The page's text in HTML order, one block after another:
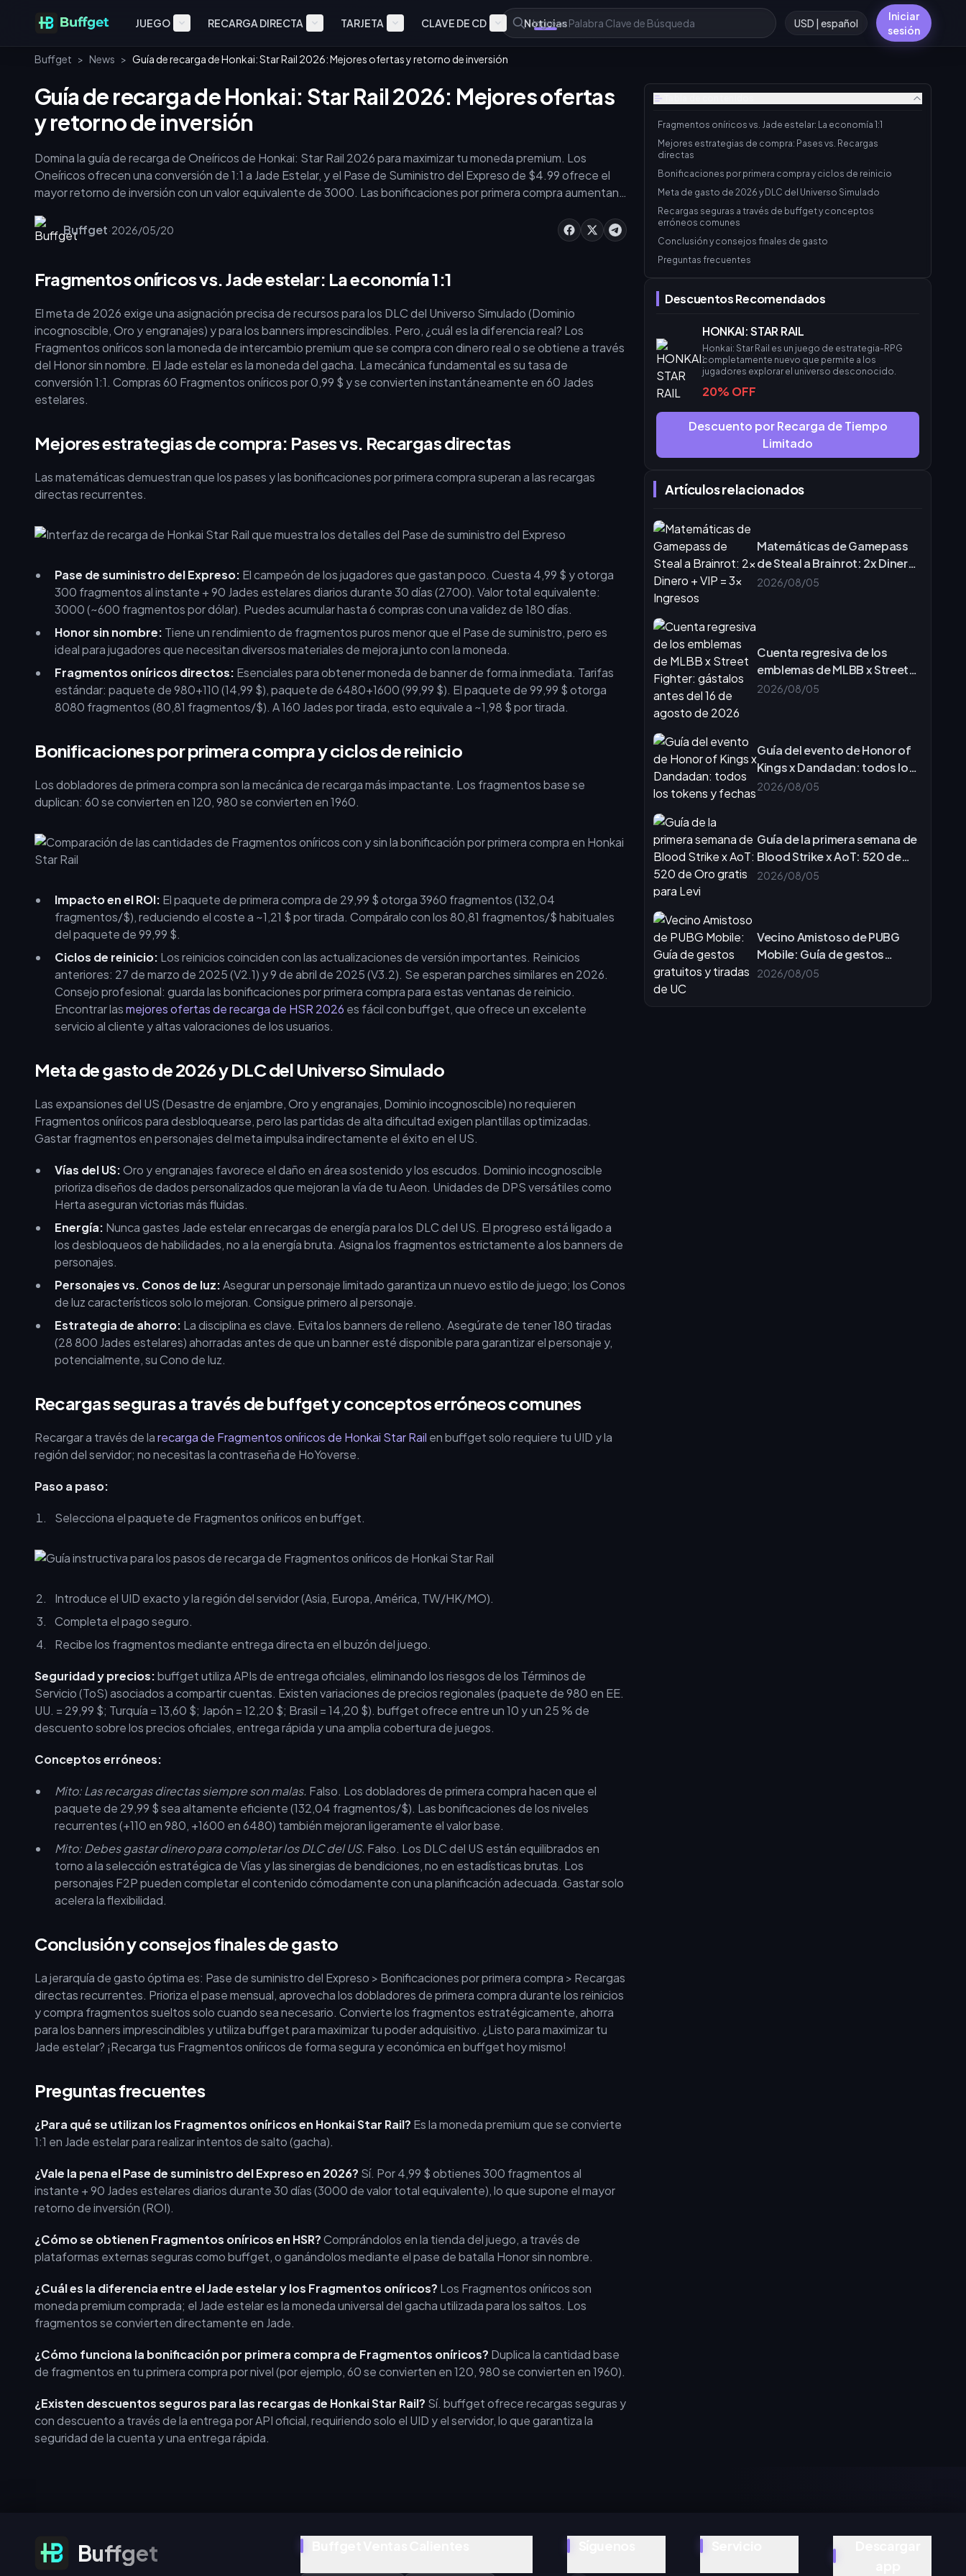
JUEGO RECARGA DIRECTA TARJETA CLAVE DE CD Noticias USD | español
Iniciar
sesión
Buffget > News > Guía de recarga de Honkai: Star Rail 2026: Mejores ofertas y retorno de inversión
Fragmentos oníricos vs. Jade estelar: La economía 1:1
Mejores estrategias de compra: Pases vs. Recargas
directas
Bonificaciones por primera compra y ciclos de reinicio
Meta de gasto de 2026 y DLC del Universo Simulado
Recargas seguras a través de buffget y conceptos
erróneos comunes
Conclusión y consejos finales de gasto
Preguntas frecuentes
Descuentos Recomendados
HONKAI: STAR RAIL
Honkai: Star Rail es un juego de estrategia-RPG
completamente nuevo que permite a los
jugadores explorar el universo desconocido.
20% OFF
Descuento por Recarga de Tiempo
Limitado
Artículos relacionados
Matemáticas de Gamepass
de Steal a Brainrot: 2x Dinero
+ VIP = 3x Ingresos
2026/08/05
Cuenta regresiva de los
emblemas de MLBB x Street
Fighter: gástalos antes del 16
2026/08/05
Guía del evento de Honor of
Kings x Dandadan: todos los
tokens y fechas
2026/08/05
Guía de la primera semana de
Blood Strike x AoT: 520 de
Oro gratis para Levi
2026/08/05
Vecino Amistoso de PUBG
Mobile: Guía de gestos
gratuitos y tiradas de UC
2026/08/05
Guía de recarga de Honkai: Star Rail 2026: Mejores ofertas
y retorno de inversión
Domina la guía de recarga de Oneíricos de Honkai: Star Rail 2026 para maximizar tu moneda premium. Los
Oneíricos ofrecen una conversión de 1:1 a Jade Estelar, y el Pase de Suministro del Expreso de $4.99 ofrece el
mayor retorno de inversión con un valor equivalente de 3000. Las bonificaciones por primera compra aumentan
y con descuento. Aquí te explicamos cómo optimizar tu cartera en HSR para los DLC del Universo Simulado y los
banners imprescindibles.
Buffget·2026/05/20
Fragmentos oníricos vs. Jade estelar: La economía 1:1
El meta de 2026 exige una asignación precisa de recursos para los DLC del Universo Simulado (Dominio
incognoscible, Oro y engranajes) y para los banners imprescindibles. Pero, ¿cuál es la diferencia real? Los
Fragmentos oníricos son la moneda de intercambio premium que se compra con dinero real o se obtiene a través
del Honor sin nombre. El Jade estelar es la moneda del gacha. La mecánica fundamental es su tasa de
conversión 1:1. Compras 60 Fragmentos oníricos por 0,99 $ y se convierten instantáneamente en 60 Jades
estelares.
Mejores estrategias de compra: Pases vs. Recargas directas
Las matemáticas demuestran que los pases y las bonificaciones por primera compra superan a las recargas
directas recurrentes.
Pase de suministro del Expreso: El campeón de los jugadores que gastan poco. Cuesta 4,99 $ y otorga
300 fragmentos al instante + 90 Jades estelares diarios durante 30 días (2700). Valor total equivalente:
3000 (~600 fragmentos por dólar). Puedes acumular hasta 6 compras con una validez de 180 días.
Honor sin nombre: Tiene un rendimiento de fragmentos puros menor que el Pase de suministro, pero es
ideal para jugadores que necesitan diversos materiales de mejora junto con la moneda.
Fragmentos oníricos directos: Esenciales para obtener moneda de banner de forma inmediata. Tarifas
estándar: paquete de 980+110 (14,99 $), paquete de 6480+1600 (99,99 $). El paquete de 99,99 $ otorga
8080 fragmentos (80,81 fragmentos/$). A 160 Jades por tirada, esto equivale a ~1,98 $ por tirada.
Bonificaciones por primera compra y ciclos de reinicio
Los dobladores de primera compra son la mecánica de recarga más impactante. Los fragmentos base se
duplican: 60 se convierten en 120, 980 se convierten en 1960.
Impacto en el ROI: El paquete de primera compra de 29,99 $ otorga 3960 fragmentos (132,04
fragmentos/$), reduciendo el coste a ~1,21 $ por tirada. Compáralo con los 80,81 fragmentos/$ habituales
del paquete de 99,99 $.
Ciclos de reinicio: Los reinicios coinciden con las actualizaciones de versión importantes. Reinicios
anteriores: 27 de marzo de 2025 (V2.1) y 9 de abril de 2025 (V3.2). Se esperan parches similares en 2026.
Consejo profesional: guarda las bonificaciones por primera compra para estas ventanas de reinicio.
Encontrar lasmejores ofertas de recarga de HSR 2026 es fácil con buffget, que ofrece un excelente
servicio al cliente y altas valoraciones de los usuarios.
Meta de gasto de 2026 y DLC del Universo Simulado
Las expansiones del US (Desastre de enjambre, Oro y engranajes, Dominio incognoscible) no requieren
Fragmentos oníricos para desbloquearse, pero las partidas de alta dificultad exigen plantillas optimizadas.
Gastar fragmentos en personajes del meta impulsa indirectamente el éxito en el US.
Vías del US:Oro y engranajes favorece el daño en área sostenido y los escudos. Dominio incognoscible
prioriza diseños de dados personalizados que mejoran la vía de tu Aeon. Unidades de DPS versátiles como
Herta aseguran victorias más fluidas.
Energía: Nunca gastes Jade estelar en recargas de energía para los DLC del US. El progreso está ligado a
los desbloqueos de habilidades, no a la energía bruta. Asigna los fragmentos estrictamente a los banners de
personajes.
Personajes vs. Conos de luz:Asegurar un personaje limitado garantiza un nuevo estilo de juego; los Conos
de luz característicos solo lo mejoran. Consigue primero al personaje.
Estrategia de ahorro: La disciplina es clave. Evita los banners de relleno. Asegúrate de tener 180 tiradas
(28 800 Jades estelares) ahorradas antes de que un banner esté disponible para garantizar el personaje y,
potencialmente, su Cono de luz.
Recargas seguras a través de buffget y conceptos erróneos comunes
Recargar a través de larecarga de Fragmentos oníricos de Honkai Star Rail en buffget solo requiere tu UID y la
región del servidor; no necesitas la contraseña de HoYoverse.
Paso a paso:
Selecciona el paquete de Fragmentos oníricos en buffget.
Introduce el UID exacto y la región del servidor (Asia, Europa, América, TW/HK/MO).
Completa el pago seguro.
Recibe los fragmentos mediante entrega directa en el buzón del juego.
Seguridad y precios:buffget utiliza APIs de entrega oficiales, eliminando los riesgos de los Términos de
Servicio (ToS) asociados a compartir cuentas. Existen variaciones de precios regionales (paquete de 980 en EE.
UU. = 29,99 $; Turquía = 13,60 $; Japón = 12,20 $; Brasil = 14,20 $). buffget ofrece entre un 10 y un 25 % de
descuento sobre los precios oficiales, entrega rápida y una amplia cobertura de juegos.
Conceptos erróneos:
Mito: Las recargas directas siempre son malas. Falso. Los dobladores de primera compra hacen que el
paquete de 29,99 $ sea altamente eficiente (132,04 fragmentos/$). Las bonificaciones de los niveles
recurrentes (+110 en 980, +1600 en 6480) también mejoran ligeramente el valor base.
Mito: Debes gastar dinero para completar los DLC del US. Falso. Los DLC del US están equilibrados en
torno a la selección estratégica de Vías y las sinergias de bendiciones, no en estadísticas brutas. Los
personajes F2P pueden completar el contenido cómodamente con una planificación adecuada. Gastar solo
acelera la flexibilidad.
Conclusión y consejos finales de gasto
La jerarquía de gasto óptima es: Pase de suministro del Expreso > Bonificaciones por primera compra > Recargas
directas recurrentes. Prioriza el pase mensual, aprovecha los dobladores de primera compra durante los reinicios
y compra fragmentos sueltos solo cuando sea necesario. Convierte los fragmentos estratégicamente, ahorra
para los banners imprescindibles y utiliza buffget para maximizar tu poder adquisitivo. ¿Listo para maximizar tu
Jade estelar? ¡Recarga tus Fragmentos oníricos de forma segura y económica en buffget hoy mismo!
Preguntas frecuentes
¿Para qué se utilizan los Fragmentos oníricos en Honkai Star Rail? Es la moneda premium que se convierte
1:1 en Jade estelar para realizar intentos de salto (gacha).
¿Vale la pena el Pase de suministro del Expreso en 2026? Sí. Por 4,99 $ obtienes 300 fragmentos al
instante + 90 Jades estelares diarios durante 30 días (3000 de valor total equivalente), lo que supone el mayor
retorno de inversión (ROI).
¿Cómo se obtienen Fragmentos oníricos en HSR?Comprándolos en la tienda del juego, a través de
plataformas externas seguras como buffget, o ganándolos mediante el pase de batalla Honor sin nombre.
¿Cuál es la diferencia entre el Jade estelar y los Fragmentos oníricos? Los Fragmentos oníricos son
moneda premium comprada; el Jade estelar es la moneda universal del gacha utilizada para los saltos. Los
fragmentos se convierten directamente en Jade.
¿Cómo funciona la bonificación por primera compra de Fragmentos oníricos? Duplica la cantidad base
de fragmentos en tu primera compra por nivel (por ejemplo, 60 se convierten en 120, 980 se convierten en 1960).
¿Existen descuentos seguros para las recargas de Honkai Star Rail? Sí. buffget ofrece recargas seguras y
con descuento a través de la entrega por API oficial, requiriendo solo el UID y el servidor, lo que garantiza la
seguridad de la cuenta y una entrega rápida.
Suscribirse a ofertas
Buffget